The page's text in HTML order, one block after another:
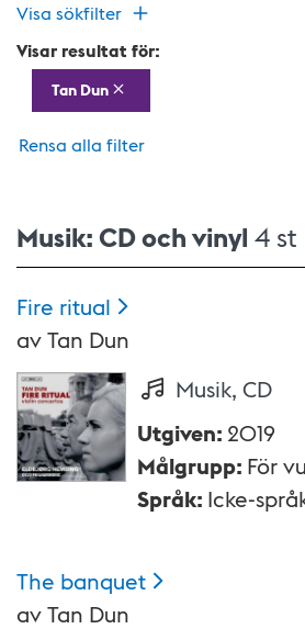
Visa sökfilter
Visar resultat för:
Tan Dun
Rensa alla filter
Musik: CD och vinyl 4 st
Fire ritual
avTan Dun
Musik, CD
Utgiven: 2019
Målgrupp: För
Språk: Icke-
The banquet
avTan Dun